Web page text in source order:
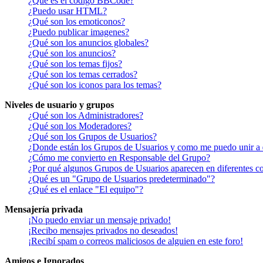
¿Puedo usar HTML?
¿Qué son los emoticonos?
¿Puedo publicar imagenes?
¿Qué son los anuncios globales?
¿Qué son los anuncios?
¿Qué son los temas fijos?
¿Qué son los temas cerrados?
¿Qué son los iconos para los temas?
Niveles de usuario y grupos
¿Qué son los Administradores?
¿Qué son los Moderadores?
¿Qué son los Grupos de Usuarios?
¿Donde están los Grupos de Usuarios y como me puedo unir a
¿Cómo me convierto en Responsable del Grupo?
¿Por qué algunos Grupos de Usuarios aparecen en diferentes
¿Qué es un "Grupo de Usuarios predeterminado"?
¿Qué es el enlace "El equipo"?
Mensajería privada
¡No puedo enviar un mensaje privado!
¡Recibo mensajes privados no deseados!
¡Recibí spam o correos maliciosos de alguien en este foro!
Amigos e Ignorados